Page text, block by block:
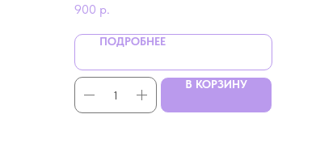
900 р.
ПОДРОБНЕЕ
В КОРЗИНУ